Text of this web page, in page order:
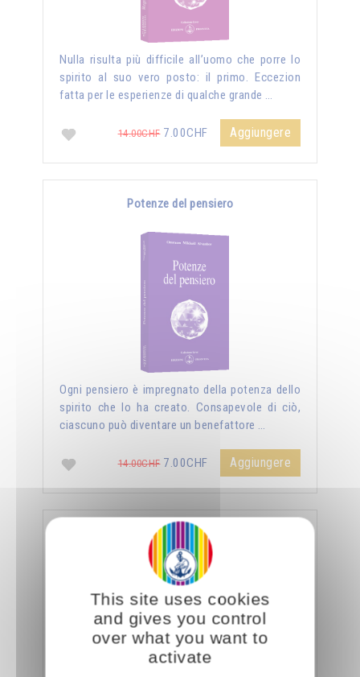
Nulla risulta più difficile all’uomo che porre lo
spirito al suo vero posto: il primo. Eccezion
fatta per le esperienze di qualche grande …
14.00CHF7.00CHF Aggiungere
Potenze del pensiero
Ogni pensiero è impregnato della potenza dello
spirito che lo ha creato. Consapevole di ciò,
ciascuno può diventare un benefattore …
14.00CHF7.00CHF Aggiungere
La sessualità forza del cielo
This site uses cookies
and gives you control
over what you want to
activate